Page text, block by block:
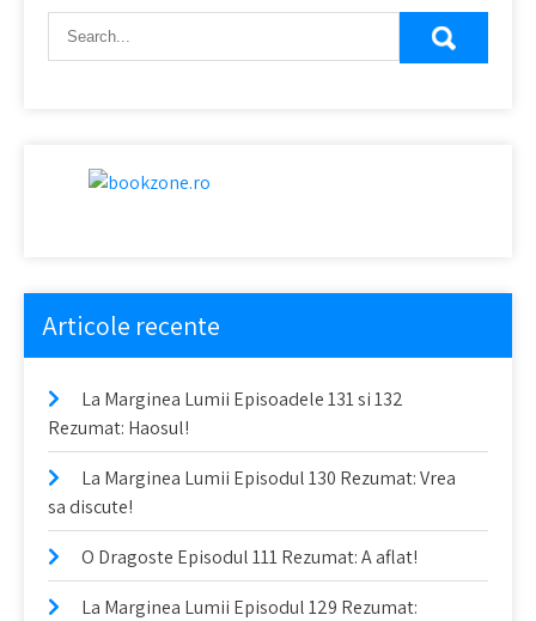
Articole recente
La Marginea Lumii Episoadele 131 si 132
Rezumat: Haosul!
La Marginea Lumii Episodul 130 Rezumat: Vrea
sa discute!
O Dragoste Episodul 111 Rezumat: A aflat!
La Marginea Lumii Episodul 129 Rezumat: